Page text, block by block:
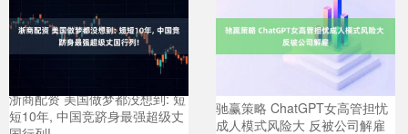
浙商配资 美国做梦都没想到: 短
短10年, 中国竞跻身最强超级丈
驰赢策略 ChatGPT女高管担忧
成人模式风险大 反被公司解雇